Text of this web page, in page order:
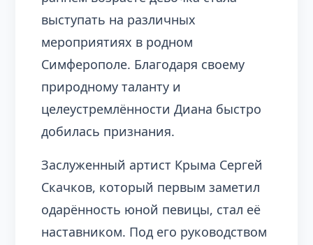
выступать на различных
мероприятиях в родном
Симферополе. Благодаря своему
природному таланту и
целеустремлённости Диана быстро
добилась признания.
Заслуженный артист Крыма Сергей
Скачков, который первым заметил
одарённость юной певицы, стал её
наставником. Под его руководством